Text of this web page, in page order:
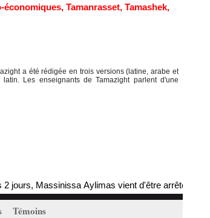
économiques, Tamanrasset, Tamashek,
a été rédigée en trois versions (latine, arabe et
Les enseignants de Tamazight parlent d'une
jours, Massinissa Aylimas vient d'être arrêté par les
Témoins